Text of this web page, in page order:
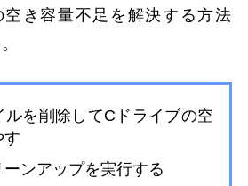
き容量不足を解決する方法
ルを削除してCドライブの空
す
ンアップを実行する